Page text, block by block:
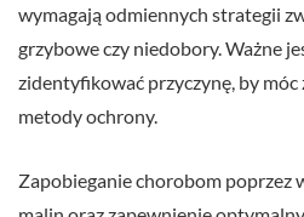
wymagają odmiennych strategii
grzybowe czy niedobory. Ważne
zidentyfikować przyczynę, by
metody ochrony.
Zapobieganie chorobom poprzez